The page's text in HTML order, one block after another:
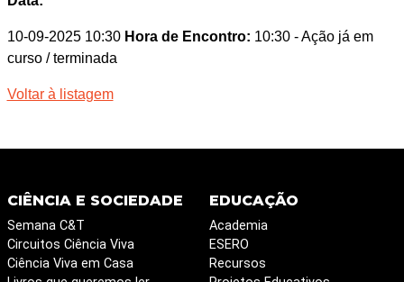
10-09-2025 10:30 Hora de Encontro: 10:30 - Ação já em
curso / terminada
Voltar à listagem
CIÊNCIA E SOCIEDADE
Semana C&T
Circuitos Ciência Viva
Ciência Viva em Casa
EDUCAÇÃO
Academia
ESERO
Recursos